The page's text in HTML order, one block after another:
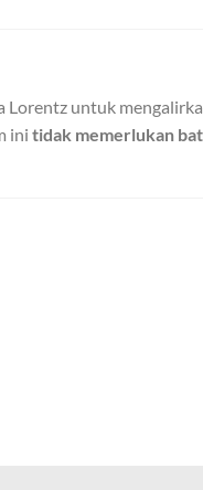
Lorentz untuk
ini tidak memerlukan